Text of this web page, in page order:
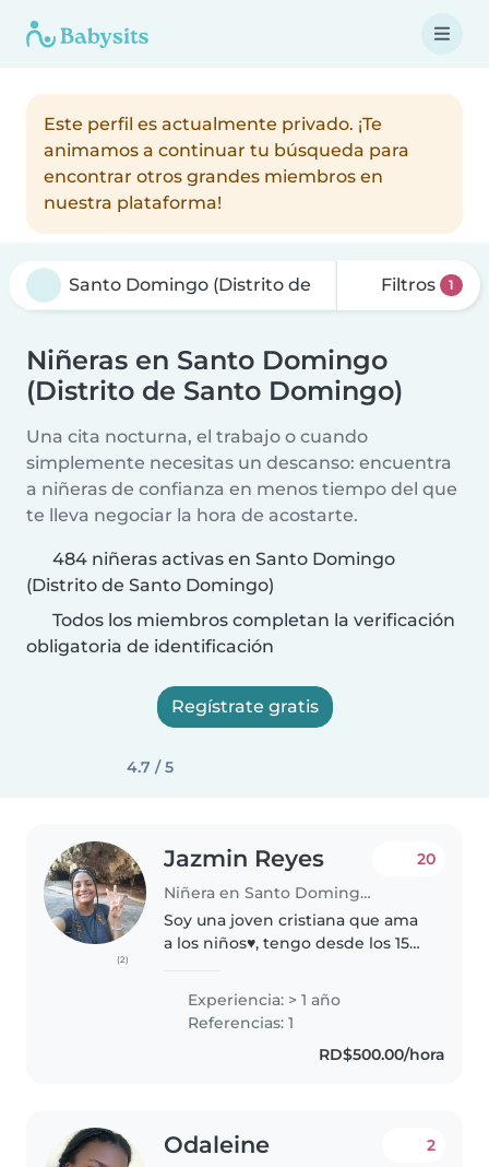
Este perfil es actualmente privado. ¡Te
animamos a continuar tu búsqueda para
encontrar otros grandes miembros en
nuestra plataforma!
Filtros 1
Niñeras en Santo Domingo
(Distrito de Santo Domingo)
Una cita nocturna, el trabajo o cuando
simplemente necesitas un descanso: encuentra
a niñeras de confianza en menos tiempo del que
te lleva negociar la hora de acostarte.
484 niñeras activas en Santo Domingo
(Distrito de Santo Domingo)
Todos los miembros completan la verificación
obligatoria de identificación
Regístrate gratis
4.7 / 5
(2)
Jazmin Reyes
Niñera en Santo Domingo (Distrito de Santo Domingo)
20
Soy una joven cristiana que ama
a los niños♥️, tengo desde los 15
responsable, respetuosa,
cariñosa, cuidadosa, creativa,
paciente. Me encanta
Experiencia: > 1 año
Referencias: 1
RD$500.00/hora
Odaleine 2